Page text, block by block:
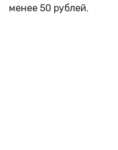
менее 50 рублей.